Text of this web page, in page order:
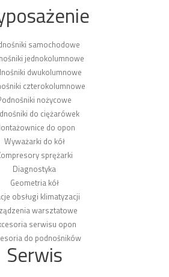
samochodowe
jednokolumnowe
dwukolumnowe
czterokolumnowe
nożycowe
do ciężarówek
do opon
Wyważarki do kół
sprężarki
Diagnostyka
Geometria kół
obsługi klimatyzacji
warsztatowe
serwisu opon
do podnośników
Serwis